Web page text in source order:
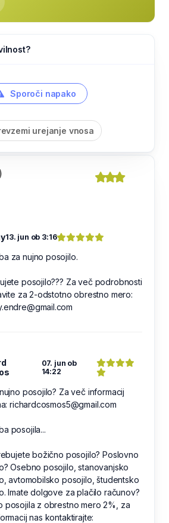
Sporoči napako
urejanje vnosa
13. jun ob 3:16
za nujno posojilo.
posojilo??? Za več podrobnosti
za 2-odstotno obrestno mero:
07. jun ob
14:22
posojilo? Za več informacij
richardcosmos5@gmail.com
posojila...
božično posojilo? Poslovno
Osebno posojilo, stanovanjsko
avtomobilsko posojilo, študentsko
Imate dolgove za plačilo računov?
posojila z obrestno mero 2%, za
nas kontaktirajte: